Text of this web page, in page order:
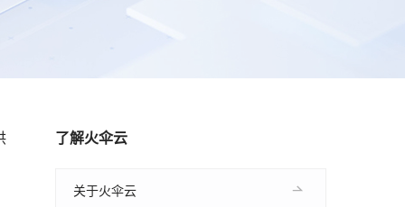
了解火伞云
关于火伞云